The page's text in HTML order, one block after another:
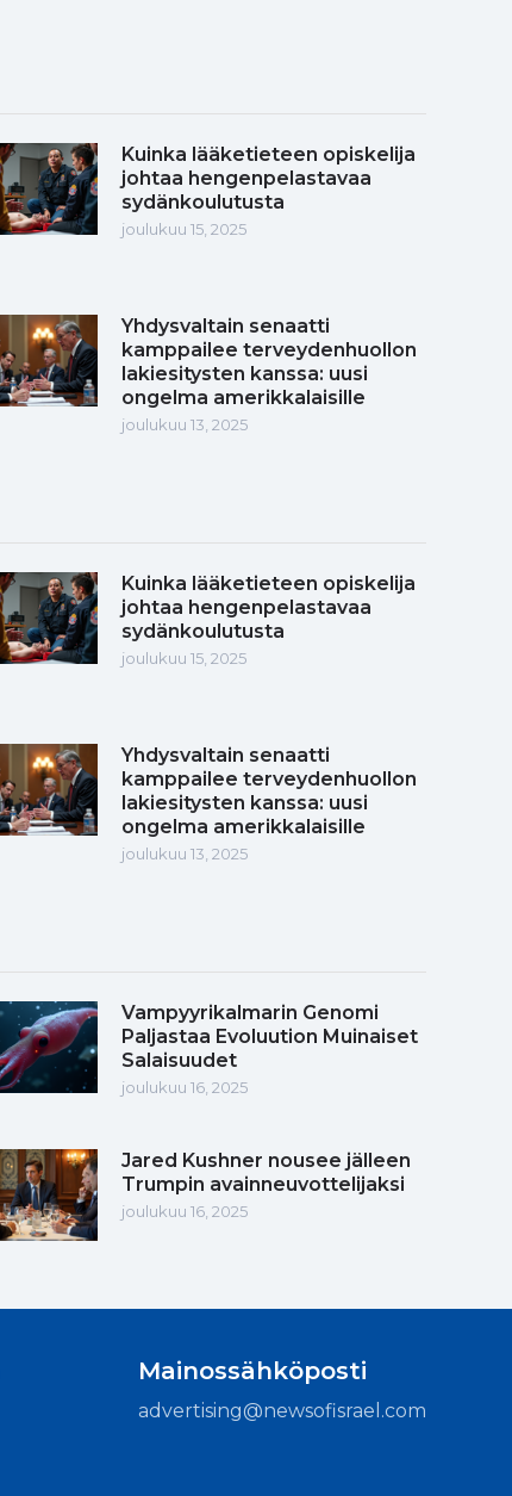
Kuinka lääketieteen opiskelija
johtaa hengenpelastavaa
sydänkoulutusta
joulukuu 15, 2025
Yhdysvaltain senaatti
kamppailee terveydenhuollon
lakiesitysten kanssa: uusi
ongelma amerikkalaisille
joulukuu 13, 2025
Kuinka lääketieteen opiskelija
johtaa hengenpelastavaa
sydänkoulutusta
joulukuu 15, 2025
Yhdysvaltain senaatti
kamppailee terveydenhuollon
lakiesitysten kanssa: uusi
ongelma amerikkalaisille
joulukuu 13, 2025
Vampyyrikalmarin Genomi
Paljastaa Evoluution Muinaiset
Salaisuudet
joulukuu 16, 2025
Jared Kushner nousee jälleen
Trumpin avainneuvottelijaksi
joulukuu 16, 2025
Mainossähköposti
advertising@newsofisrael.com